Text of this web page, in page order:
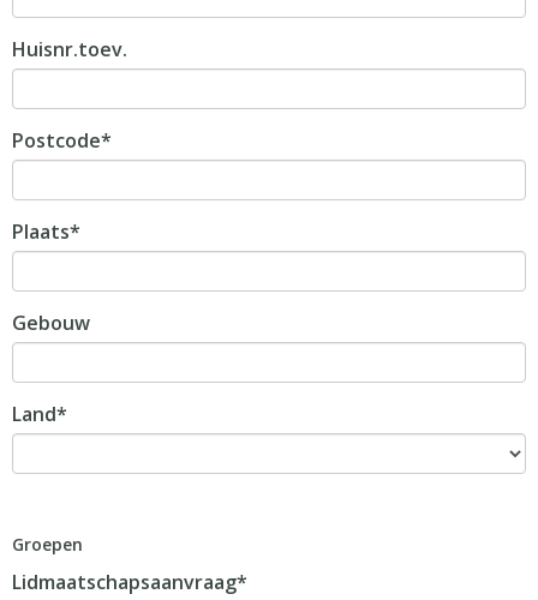
Huisnr.toev.
Postcode*
Plaats*
Gebouw
Land*
Groepen
Lidmaatschapsaanvraag*